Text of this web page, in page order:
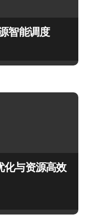
智能调度
化与资源高效